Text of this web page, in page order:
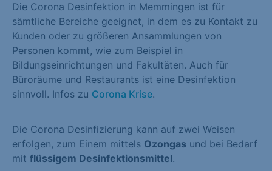
Die Corona Desinfektion in Memmingen ist für
sämtliche Bereiche geeignet, in dem es zu Kontakt zu
Kunden oder zu größeren Ansammlungen von
Personen kommt, wie zum Beispiel in
Bildungseinrichtungen und Fakultäten. Auch für
Büroräume und Restaurants ist eine Desinfektion
sinnvoll. Infos zu Corona Krise.
Die Corona Desinfizierung kann auf zwei Weisen
erfolgen, zum Einem mittels Ozongas und bei Bedarf
mit flüssigem Desinfektionsmittel.